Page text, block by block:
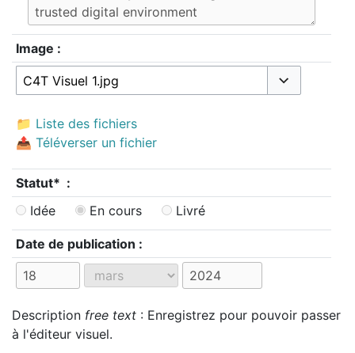
Image :
📁 Liste des fichiers
📤 Téléverser un fichier
Statut* :
Idée
En cours Livré
Date de publication :
Description free text : Enregistrez pour pouvoir passer
à l'éditeur visuel.